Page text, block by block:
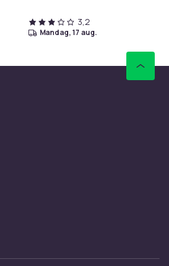
3,2
mandag, 17 aug.